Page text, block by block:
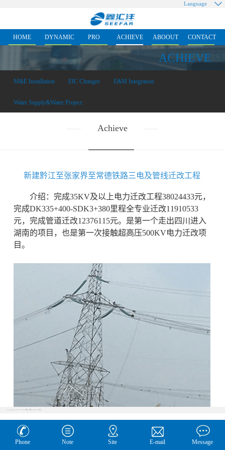
Language
HOME DYNAMIC PRO ACHIEVE ABOOUT CONTACT
ACHIEVE
M&E Installation EIC Changes E&M Integration
Water Supply&Water Project
Achieve
新建黔江至张家界至常德铁路三电及管线迁改工程
介绍：完成35KV及以上电力迁改工程38024433元，
完成DK335+400-SDK3+380里程全专业迁改11910533
元，完成管道迁改12376115元。是第一个走出四川进入
湖南的项目，也是第一次接触超高压500KV电力迁改项
目。
Copyright © 2017-2020 蜀ICP备18009189号-1
Phone Note Site E-mail Message